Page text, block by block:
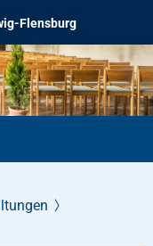
Flensburg